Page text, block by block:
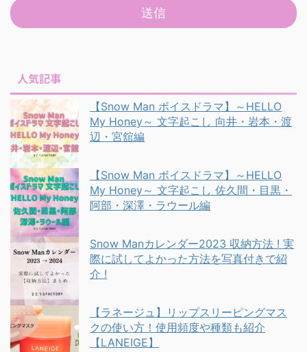
人気記事
【Snow Man ボイスドラマ】～HELLO
My Honey～ 文字起こし 向井・岩本・渡
辺・宮舘編
【Snow Man ボイスドラマ】～HELLO
My Honey～ 文字起こし 佐久間・目黒・
阿部・深澤・ラウール編
Snow Manカレンダー2023 収納方法 ! 実
際に試してよかった方法を写真付きで紹
介 !
【ラネージュ】リップスリーピングマス
クの使い方！使用頻度や種類も紹介
【LANEIGE】